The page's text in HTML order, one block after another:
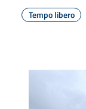
Tempo libero